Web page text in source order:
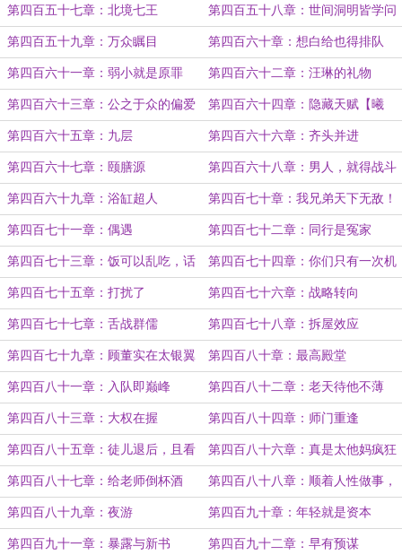
虹】
第四百五十七章：北境七王 第四百五十八章：世间洞明皆学问
第四百五十九章：万众瞩目 第四百六十章：想白给也得排队
第四百六十一章：弱小就是原罪 第四百六十二章：汪琳的礼物
第四百六十三章：公之于众的偏爱 第四百六十四章：隐藏天赋【曦
光】
第四百六十五章：九层 第四百六十六章：齐头并进
第四百六十七章：颐膳源 第四百六十八章：男人，就得战斗
爽！
第四百六十九章：浴缸超人 第四百七十章：我兄弟天下无敌！
第四百七十一章：偶遇 第四百七十二章：同行是冤家
第四百七十三章：饭可以乱吃，话
不能乱说
第四百七十四章：你们只有一次机
会
第四百七十五章：打扰了 第四百七十六章：战略转向
第四百七十七章：舌战群儒 第四百七十八章：拆屋效应
第四百七十九章：顾董实在太银翼
了！
第四百八十章：最高殿堂
第四百八十一章：入队即巅峰 第四百八十二章：老天待他不薄
啊！
第四百八十三章：大权在握 第四百八十四章：师门重逢
第四百八十五章：徒儿退后，且看
为师
第四百八十六章：真是太他妈疯狂
了！
第四百八十七章：给老师倒杯酒 第四百八十八章：顺着人性做事，
逆着人性做人
第四百八十九章：夜游 第四百九十章：年轻就是资本
第四百九十一章：暴露与新书 第四百九十二章：早有预谋